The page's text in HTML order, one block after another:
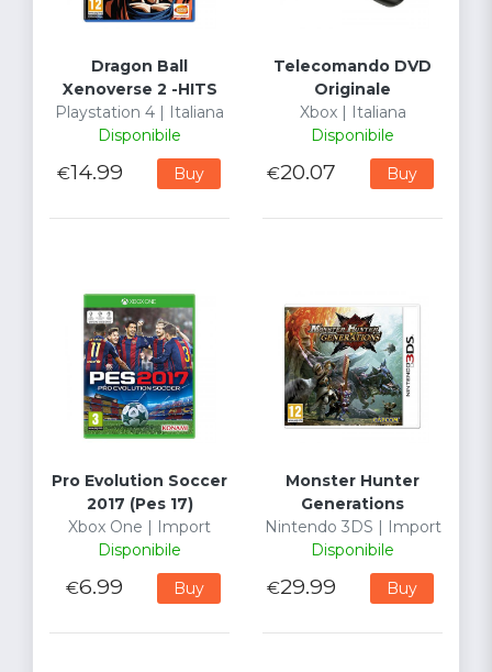
Dragon Ball
Xenoverse 2 -HITS
Playstation 4 | Italiana
Disponibile
€14.99 Buy
Telecomando DVD
Originale
Xbox | Italiana
Disponibile
€20.07 Buy
Pro Evolution Soccer
2017 (Pes 17)
Xbox One | Import
Disponibile
€6.99 Buy
Monster Hunter
Generations
Nintendo 3DS | Import
Disponibile
€29.99 Buy